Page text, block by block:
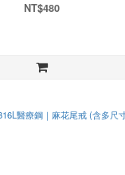
NT$480